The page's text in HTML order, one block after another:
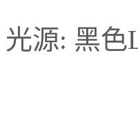
光源: 黑色